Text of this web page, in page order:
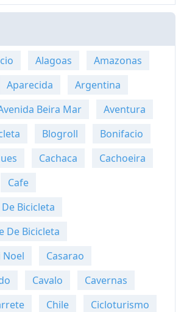
Alagoas
Amazonas
Aparecida
Argentina
Beira Mar
Aventura
Blogroll
Bonifacio
Cachaca
Cachoeira
Cafe
Bicicleta
De Bicicleta
Noel
Casarao
Cavalo
Cavernas
Chile
Cicloturismo